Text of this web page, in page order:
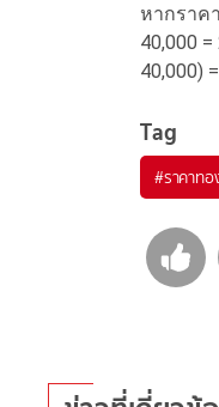
หากราค
40,000
40,000)
Tag
#ราคาท